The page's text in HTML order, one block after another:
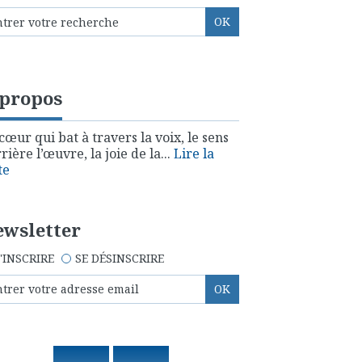
qui bat à travers la voix, le sens
l’œuvre, la joie de la... Lire la
SE DÉSINSCRIRE